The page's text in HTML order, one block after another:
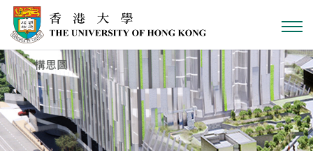
跳到主內容